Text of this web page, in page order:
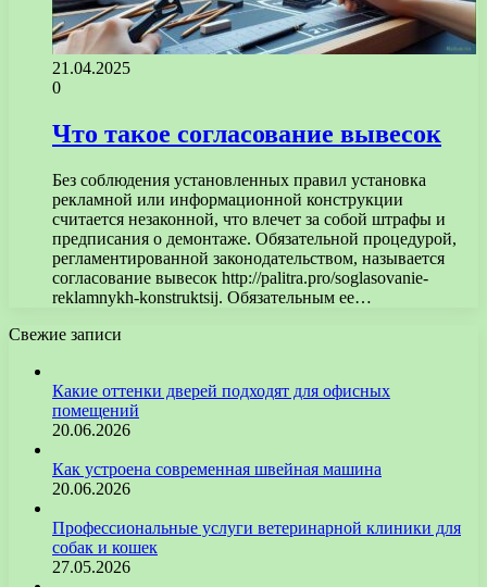
21.04.2025
0
Что такое согласование вывесок
Без соблюдения установленных правил установка
рекламной или информационной конструкции
считается незаконной, что влечет за собой штрафы и
предписания о демонтаже. Обязательной процедурой,
регламентированной законодательством, называется
согласование вывесок http://palitra.pro/soglasovanie-
reklamnykh-konstruktsij. Обязательным ее…
Свежие записи
Какие оттенки дверей подходят для офисных
помещений
20.06.2026
Как устроена современная швейная машина
20.06.2026
Профессиональные услуги ветеринарной клиники для
собак и кошек
27.05.2026